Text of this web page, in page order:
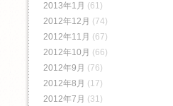
2013年1月 (61)
2012年12月 (74)
2012年11月 (67)
2012年10月 (66)
2012年9月 (76)
2012年8月 (17)
2012年7月 (31)